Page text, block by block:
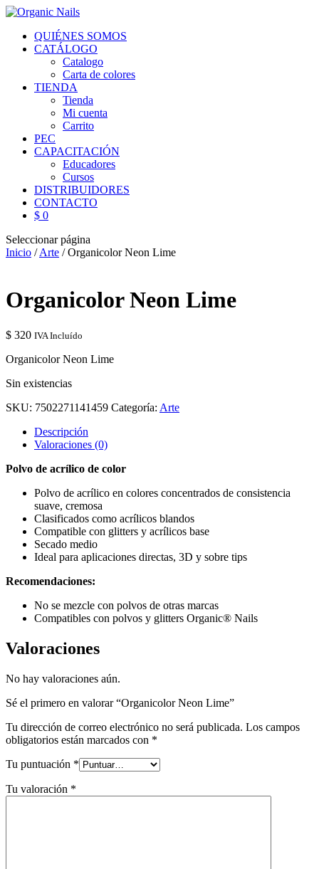
QUIÉNES SOMOS
CATÁLOGO
Catalogo
Carta de colores
TIENDA
Tienda
Mi cuenta
Carrito
PEC
CAPACITACIÓN
Educadores
Cursos
DISTRIBUIDORES
CONTACTO
$ 0
Seleccionar página
Inicio /Arte / Organicolor Neon Lime
Organicolor Neon Lime
$ 320 IVA Incluído
Organicolor Neon Lime
Sin existencias
SKU: 7502271141459 Categoría: Arte
Descripción
Valoraciones (0)
Polvo de acrílico de color
Polvo de acrílico en colores concentrados de consistencia
suave, cremosa
Clasificados como acrílicos blandos
Compatible con glitters y acrílicos base
Secado medio
Ideal para aplicaciones directas, 3D y sobre tips
Recomendaciones:
No se mezcle con polvos de otras marcas
Compatibles con polvos y glitters Organic® Nails
Valoraciones
No hay valoraciones aún.
Sé el primero en valorar “Organicolor Neon Lime”
Tu dirección de correo electrónico no será publicada. Los campos
obligatorios están marcados con *
Tu puntuación *
Tu valoración *